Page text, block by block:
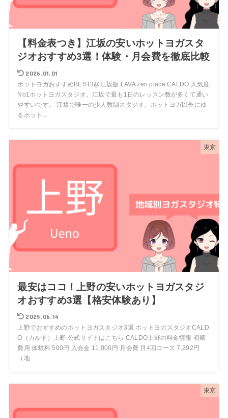
【料金表つき】江坂の安いホットヨガスタ
ジオおすすめ3選！体験・月会費を徹底比較
2026.01.01
ホットヨガおすすめBEST3@江坂版 LAVA zen place CALDO 人気度
No1ホットヨガスタジオ。江坂で最も1日のレッスン数が多くて通い
やすいです。 江坂で唯一の少人数制スタジオ。ホットヨガ以外にゆ
るホット...
東京
最安はココ！上野の安いホットヨガスタジ
オおすすめ3選【格安体験あり】
2025.06.14
上野でおすすめのホットヨガスタジオ3選 ホットヨガスタジオCALD
O（カルド）上野 公式サイトはこちら CALDO上野の料金情報 初期
費用 体験料 500円 入会金 11,000円 月会費 月4回コース 7,292円
（地...
東京